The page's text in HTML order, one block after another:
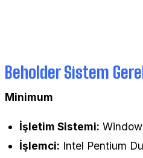
Beholder Sistem
Minimum
İşletim Sistemi:
İşlemci: Intel Pentium